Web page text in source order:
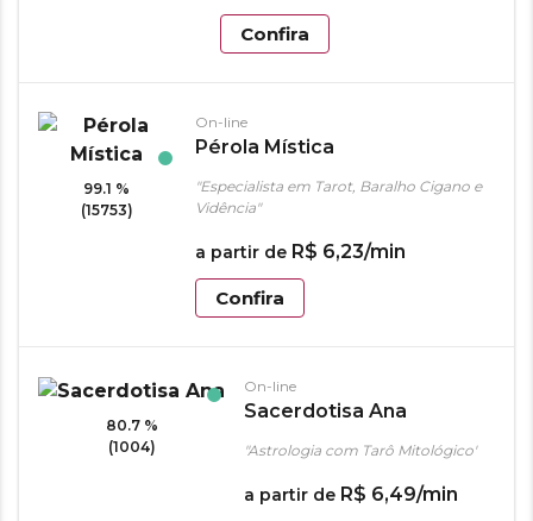
Confira
99.1 %
(15753)
On-line
Pérola Mística
"Especialista em Tarot, Baralho Cigano e
Vidência"
a partir de R$ 6,23/min
Confira
80.7 %
(1004)
On-line
Sacerdotisa Ana
"Astrologia com Tarô Mitológico"
a partir de R$ 6,49/min